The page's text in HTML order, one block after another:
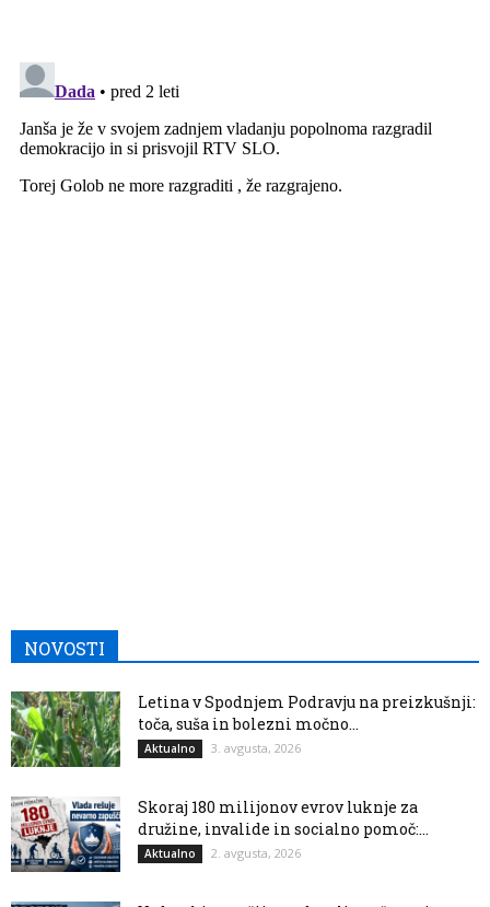
NOVOSTI
Letina v Spodnjem Podravju na preizkušnji:
toča, suša in bolezni močno...
Aktualno 3. avgusta, 2026
Skoraj 180 milijonov evrov luknje za
družine, invalide in socialno pomoč:...
Aktualno 2. avgusta, 2026